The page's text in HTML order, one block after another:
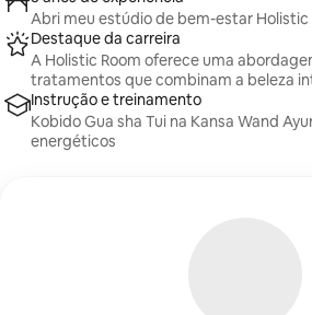
Abri meu estúdio de bem-estar Holistic
Destaque da carreira
A Holistic Room oferece uma
tratamentos que combinam a beleza
Instrução e treinamento
Kobido Gua sha Tui na Kansa Wand
energéticos